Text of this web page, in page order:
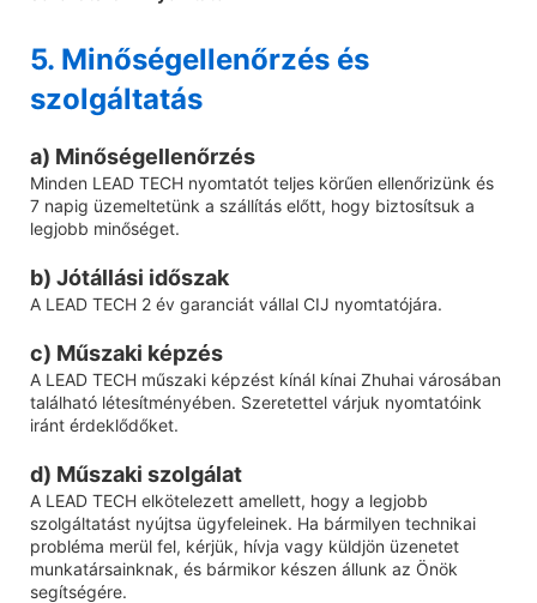
5. Minőségellenőrzés és
szolgáltatás
a) Minőségellenőrzés
Minden LEAD TECH nyomtatót teljes körűen ellenőrizünk és
7 napig üzemeltetünk a szállítás előtt, hogy biztosítsuk a
legjobb minőséget.
b) Jótállási időszak
A LEAD TECH 2 év garanciát vállal CIJ nyomtatójára.
c) Műszaki képzés
A LEAD TECH műszaki képzést kínál kínai Zhuhai városában
található létesítményében. Szeretettel várjuk nyomtatóink
iránt érdeklődőket.
d) Műszaki szolgálat
A LEAD TECH elkötelezett amellett, hogy a legjobb
szolgáltatást nyújtsa ügyfeleinek. Ha bármilyen technikai
probléma merül fel, kérjük, hívja vagy küldjön üzenetet
munkatársainknak, és bármikor készen állunk az Önök
segítségére.